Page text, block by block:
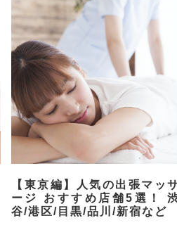
【東京編】人気の出張マッ
ージ おすすめ店舗5選！
谷/港区/目黒/品川/新宿など